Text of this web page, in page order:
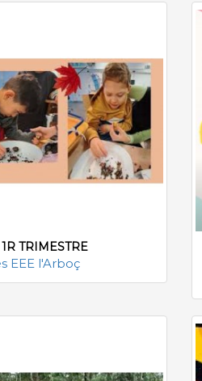
TRIMESTRE
EEE l'Arboç